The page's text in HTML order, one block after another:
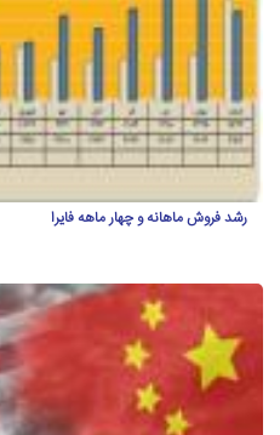
رشد فروش ماهانه و چهار ماهه فایرا